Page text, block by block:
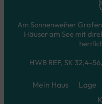
Am Sonnenweiher
Häuser am See mit
HWB REF, SK 32,4-
Mein Haus Lage